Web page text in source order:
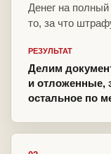
Денег на полный
то, за что
РЕЗУЛЬТАТ
Делим
и отложенные,
остальное по